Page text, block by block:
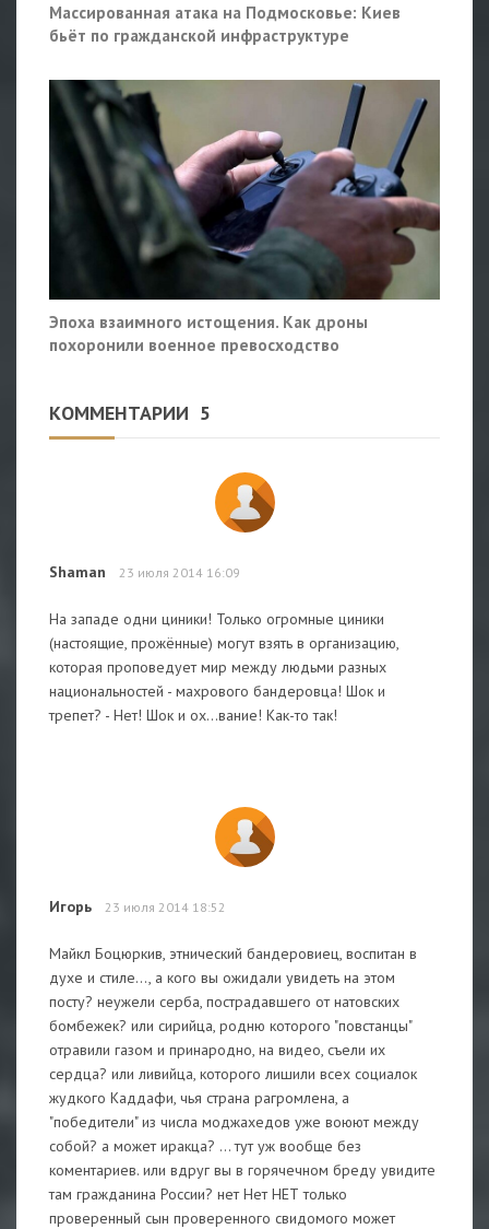
Массированная атака на Подмосковье: Киев
бьёт по гражданской инфраструктуре
Эпоха взаимного истощения. Как дроны
похоронили военное превосходство
КОММЕНТАРИИ 5
Shaman 23 июля 2014 16:09
На западе одни циники! Только огромные циники
(настоящие, прожённые) могут взять в организацию,
которая проповедует мир между людьми разных
национальностей - махрового бандеровца! Шок и
трепет? - Нет! Шок и ох...вание! Как-то так!
Игорь 23 июля 2014 18:52
Майкл Боцюркив, этнический бандеровиец, воспитан в
духе и стиле..., а кого вы ожидали увидеть на этом
посту? неужели серба, пострадавшего от натовских
бомбежек? или сирийца, родню которого "повстанцы"
отравили газом и принародно, на видео, съели их
сердца? или ливийца, которого лишили всех социалок
жудкого Каддафи, чья страна рагромлена, а
"победители" из числа моджахедов уже воюют между
собой? а может иракца? ... тут уж вообще без
коментариев. или вдруг вы в горячечном бреду увидите
там гражданина России? нет Нет НЕТ только
проверенный сын проверенного свидомого может